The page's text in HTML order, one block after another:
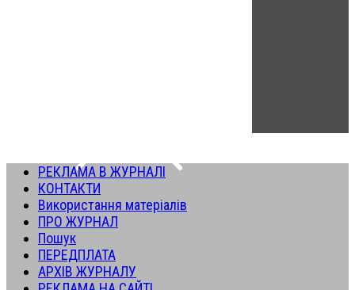
РЕКЛАМА В ЖУРНАЛІ
КОНТАКТИ
Використання матеріалів
ПРО ЖУРНАЛ
Пошук
ПЕРЕДПЛАТА
АРХІВ ЖУРНАЛУ